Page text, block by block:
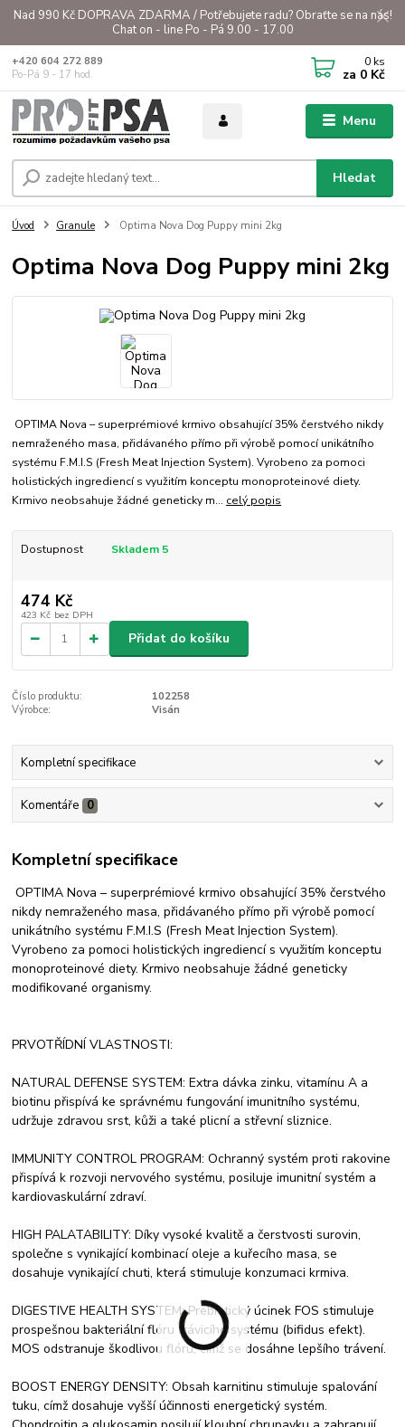
Nad 990 Kč DOPRAVA ZDARMA / Potřebujete radu? Obraťte se na nás!
Chat on - line Po - Pá 9.00 - 17.00
Menu
Hledat
+420 604 272 889
Po-Pá 9 - 17 hod.
0 ks
za 0 Kč
Úvod Granule Optima Nova Dog Puppy mini 2kg
Optima Nova Dog Puppy mini 2kg
OPTIMA Nova – superprémiové krmivo obsahující 35% čerstvého nikdy
nemraženého masa, přidávaného přímo při výrobě pomocí unikátního
systému F.M.I.S (Fresh Meat Injection System). Vyrobeno za pomoci
holistických ingrediencí s využitím konceptu monoproteinové diety.
Krmivo neobsahuje žádné geneticky m... celý popis
Dostupnost Skladem 5
474 Kč
423 Kč bez DPH
Přidat do košíku
Číslo produktu:
102258
Výrobce:
Visán
Kompletní specifikace
Komentáře 0
Kompletní specifikace
OPTIMA Nova – superprémiové krmivo obsahující 35% čerstvého
nikdy nemraženého masa, přidávaného přímo při výrobě pomocí
unikátního systému F.M.I.S (Fresh Meat Injection System).
Vyrobeno za pomoci holistických ingrediencí s využitím konceptu
monoproteinové diety. Krmivo neobsahuje žádné geneticky
modifikované organismy.
PRVOTŘÍDNÍ VLASTNOSTI:
NATURAL DEFENSE SYSTEM: Extra dávka zinku, vitamínu A a
biotinu přispívá ke správnému fungování imunitního systému,
udržuje zdravou srst, kůži a také plicní a střevní sliznice.
IMMUNITY CONTROL PROGRAM: Ochranný systém proti rakovine
přispívá k rozvoji nervového systému, posiluje imunitní systém a
kardiovaskulární zdraví.
HIGH PALATABILITY: Díky vysoké kvalitě a čerstvosti surovin,
společne s vynikající kombinací oleje a kuřecího masa, se
dosahuje vynikající chuti, která stimuluje konzumaci krmiva.
DIGESTIVE HEALTH SYSTEM: Prebiotický úcinek FOS stimuluje
prospešnou bakteriální flóru trávicího systému (bifidus efekt).
MOS odstranuje škodlivou flóru, címž se dosáhne lepšího trávení.
BOOST ENERGY DENSITY: Obsah karnitinu stimuluje spalování
tuku, címž dosahuje vyšší účinnosti energetický systém.